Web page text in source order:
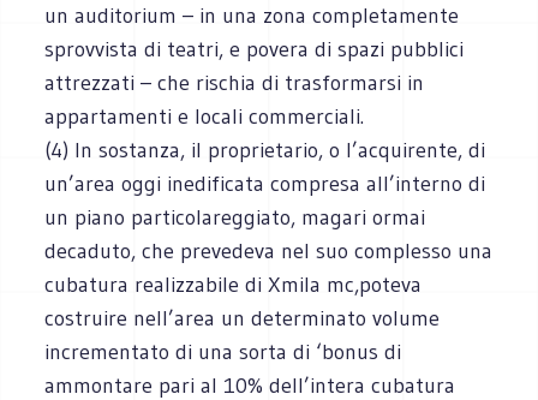
un auditorium – in una zona completamente
sprovvista di teatri, e povera di spazi pubblici
attrezzati – che rischia di trasformarsi in
appartamenti e locali commerciali.
(4) In sostanza, il proprietario, o l’acquirente, di
un’area oggi inedificata compresa all’interno di
un piano particolareggiato, magari ormai
decaduto, che prevedeva nel suo complesso una
cubatura realizzabile di Xmila mc,poteva
costruire nell’area un determinato volume
incrementato di una sorta di ‘bonus di
ammontare pari al 10% dell’intera cubatura